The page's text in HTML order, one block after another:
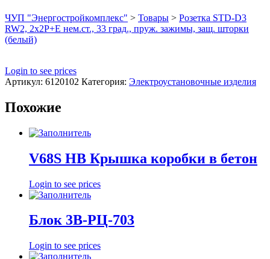
ЧУП "Энергостройкомплекс" > Товары > Розетка STD-D3
RW2, 2х2P+E нем.ст., 33 град., пруж. зажимы, защ. шторки
(белый)
Login to see prices
Артикул: 6120102 Категория: Электроустановочные изделия
Похожие
V68S HB Крышка коробки в бетон
Login to see prices
Блок 3В-РЦ-703
Login to see prices